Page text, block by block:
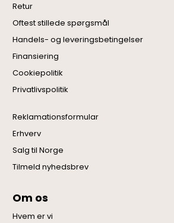
Retur
Oftest stillede spørgsmål
Handels- og leveringsbetingelser
Finansiering
Cookiepolitik
Privatlivspolitik
Reklamationsformular
Erhverv
Salg til Norge
Tilmeld nyhedsbrev
Om os
Hvem er vi